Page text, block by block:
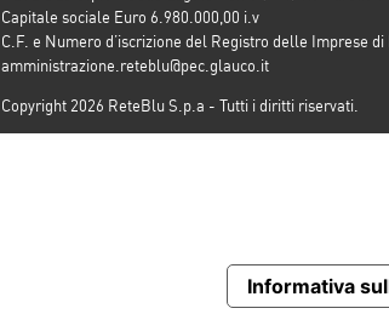
Capitale sociale Euro 6.980.000,00 i.v
C.F. e Numero d’iscrizione del Registro delle Imprese di
amministrazione.reteblu@pec.glauco.it
Copyright 2026 ReteBlu S.p.a - Tutti i diritti riservati.
Informativa